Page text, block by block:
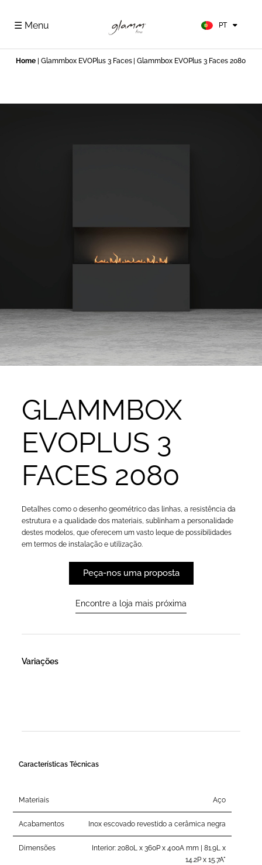
☰ Menu PT
DE
Home Glammbox EVOPlus 3 Faces | Glammbox EVOPlus 3 Faces 2080
GLAMMBOX
EVOPLUS 3
FACES 2080
Detalhes como o desenho geométrico das linhas, a resistência da
estrutura e a qualidade dos materiais, sublinham a personalidade
destes modelos, que oferecem um vasto leque de possibilidades
em termos de instalação e utilização.
Peça-nos uma proposta
Encontre a loja mais próxima
Variações
Características Técnicas
Materiais Aço
Acabamentos Inox escovado revestido a cerâmica negra
Dimensões
Interior: 2080L x 360P x 400A mm | 81.9L x
14.2P x 15.7A"